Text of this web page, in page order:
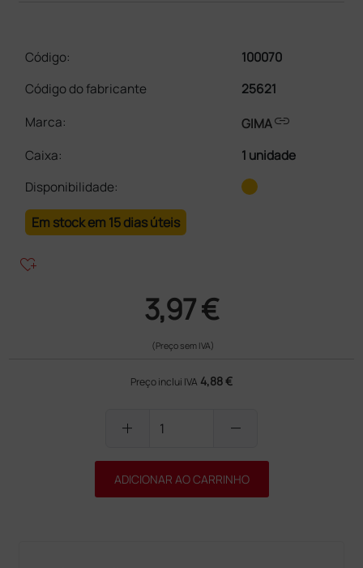
Código:
100070
Código do fabricante
25621
Marca:
GIMAlink
Caixa:
1 unidade
Disponibilidade:
Em stock em 15 dias úteis
heart_plus
3,97 €
(Preço sem IVA)
Preço inclui IVA 4,88 €
add remove
ADICIONAR AO CARRINHO